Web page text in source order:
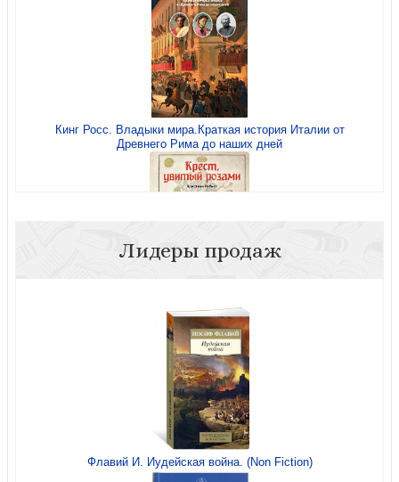
Кинг Росс. Владыки мира.Краткая история Италии от
Древнего Рима до наших дней
Ребисс Х. Крест, увитый розами
Реза Аслан: Зелот. Земной путь Иисуса из Назарета
Лидеры продаж
Флавий И. Иудейская война. (Non Fiction)